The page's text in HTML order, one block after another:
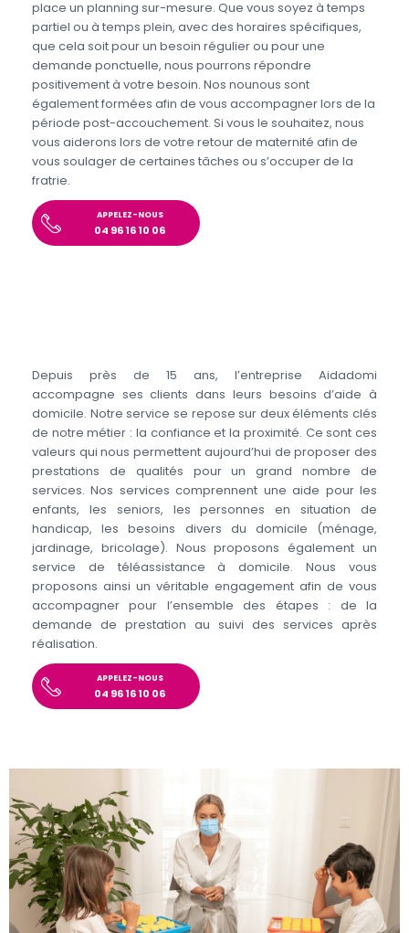
place un planning sur-mesure. Que vous soyez à temps
partiel ou à temps plein, avec des horaires spécifiques,
que cela soit pour un besoin régulier ou pour une
demande ponctuelle, nous pourrons répondre
positivement à votre besoin. Nos nounous sont
également formées afin de vous accompagner lors de la
période post-accouchement. Si vous le souhaitez, nous
vous aiderons lors de votre retour de maternité afin de
vous soulager de certaines tâches ou s’occuper de la
fratrie.
APPELEZ-NOUS
04 96 16 10 06
Depuis près de 15 ans, l’entreprise Aidadomi
accompagne ses clients dans leurs besoins d’aide à
domicile. Notre service se repose sur deux éléments clés
de notre métier : la confiance et la proximité. Ce sont ces
valeurs qui nous permettent aujourd’hui de proposer des
prestations de qualités pour un grand nombre de
services. Nos services comprennent une aide pour les
enfants, les seniors, les personnes en situation de
handicap, les besoins divers du domicile (ménage,
jardinage, bricolage). Nous proposons également un
service de téléassistance à domicile. Nous vous
proposons ainsi un véritable engagement afin de vous
accompagner pour l’ensemble des étapes : de la
demande de prestation au suivi des services après
réalisation.
APPELEZ-NOUS
04 96 16 10 06